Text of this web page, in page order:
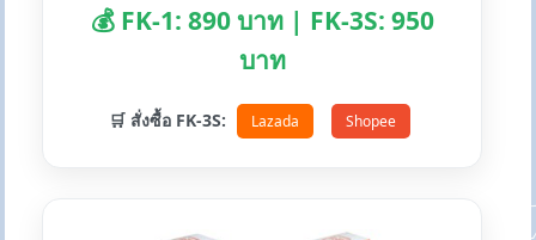
💰 FK-1: 890 บาท | FK-3S: 950
บาท
🛒 สั่งซื้อ FK-3S: Lazada Shopee